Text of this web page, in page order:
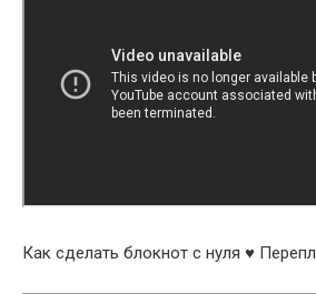
Как сделать блокнот с нуля ♥